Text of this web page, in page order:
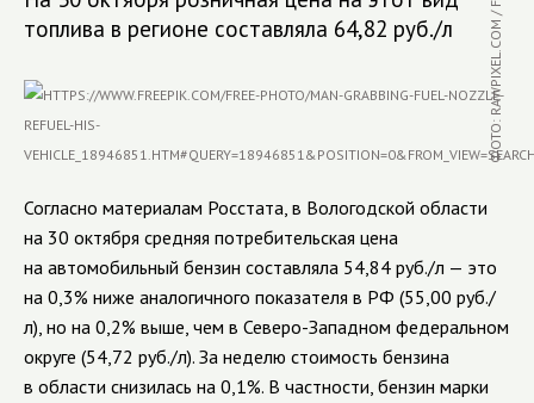
топлива в регионе составляла 64,82 руб./л
Согласно материалам Росстата, в Вологодской области
на 30 октября средняя потребительская цена
на автомобильный бензин составляла 54,84 руб./л — это
на 0,3% ниже аналогичного показателя в РФ (55,00 руб./
л), но на 0,2% выше, чем в Северо-Западном федеральном
округе (54,72 руб./л). За неделю стоимость бензина
в области снизилась на 0,1%. В частности, бензин марки